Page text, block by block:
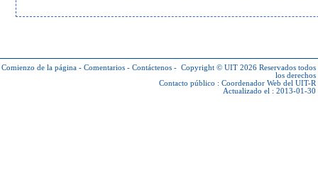
Comienzo de la página - Comentarios - Contáctenos - Copyright © UIT 2026 Reservados todos
los derechos
Contacto público : Coordenador Web del UIT-R
Actualizado el : 2013-01-30